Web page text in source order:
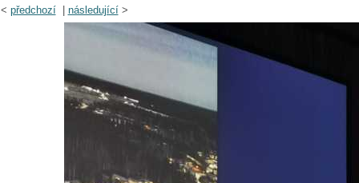
< předchozí| následující>